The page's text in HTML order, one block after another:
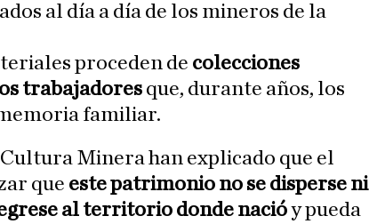
al día a día de los mineros de la
proceden de colecciones
trabajadores que, durante años, los
familiar.
Minera han explicado que el
que este patrimonio no se disperse ni
al territorio donde nacióy pueda